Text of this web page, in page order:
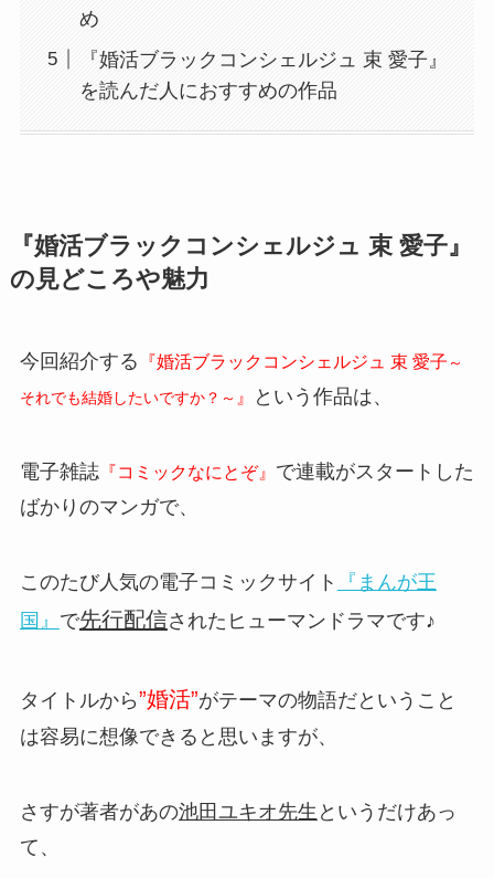
め
『婚活ブラックコンシェルジュ 束 愛子』
を読んだ人におすすめの作品
『婚活ブラックコンシェルジュ 束 愛子』
の見どころや魅力
今回紹介する 『婚活ブラックコンシェルジュ 束 愛子 ～
それでも結婚したいですか？～ 』 という作品は、
電子雑誌『コミックなにとぞ』 で連載がスタートした
ばかりのマンガで、
このたび人気の電子コミックサイト
『まんが王
国』 で先行配信されたヒューマンドラマです♪
タイトルから”婚活”がテーマの物語だということ
は容易に想像できると思いますが、
さすが著者があの池田ユキオ先生 というだけあっ
て、